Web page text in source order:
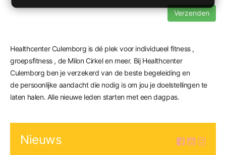
Verzenden
Healthcenter Culemborg is dé plek voor individueel fitness ,
groepsfitness , de Milon Cirkel en meer. Bij Healthcenter
Culemborg ben je verzekerd van de beste begeleiding en
de persoonlijke aandacht die nodig is om jou je doelstellingen te
laten halen. Alle nieuwe leden starten met een dagpas.
Nieuws